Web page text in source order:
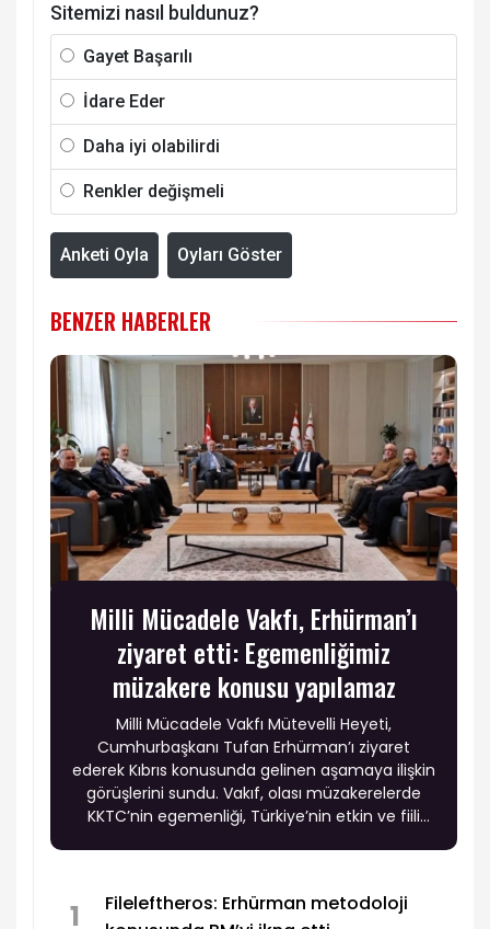
Sitemizi nasıl buldunuz?
Gayet Başarılı
İdare Eder
Daha iyi olabilirdi
Renkler değişmeli
Anketi Oyla Oyları Göster
BENZER HABERLER
Milli Mücadele Vakfı, Erhürman’ı
ziyaret etti: Egemenliğimiz
müzakere konusu yapılamaz
Milli Mücadele Vakfı Mütevelli Heyeti,
Cumhurbaşkanı Tufan Erhürman’ı ziyaret
ederek Kıbrıs konusunda gelinen aşamaya ilişkin
görüşlerini sundu. Vakıf, olası müzakerelerde
KKTC’nin egemenliği, Türkiye’nin etkin ve fiili
sürmesi halinde KKTC’nin tanınmasına yönelik
1
Fileleftheros: Erhürman metodoloji